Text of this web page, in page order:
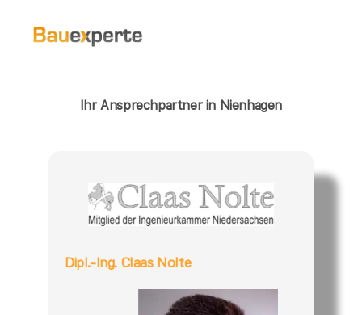
Ihr Ansprechpartner in Nienhagen
Dipl.-Ing. Claas Nolte